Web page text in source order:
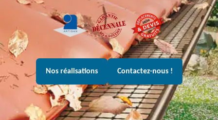
Nos réalisations Contactez-nous !